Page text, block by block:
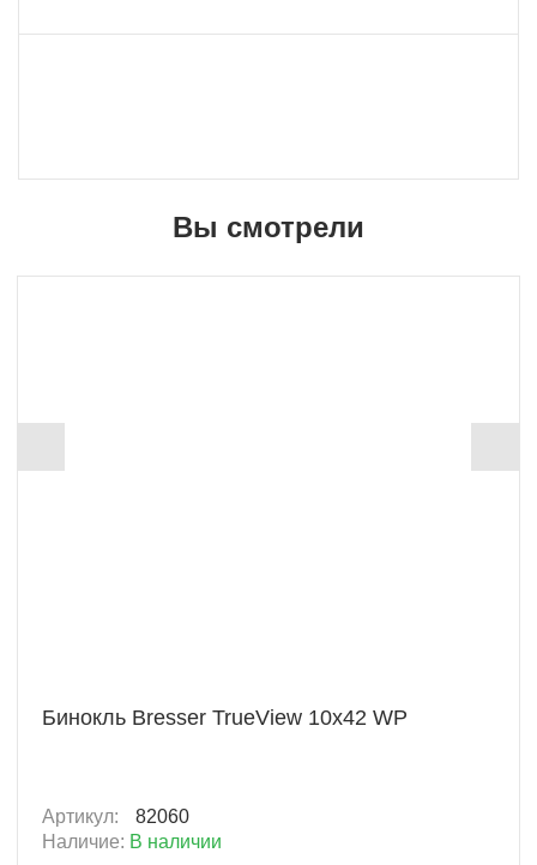
Вы смотрели
Бинокль Bresser TrueView 10x42 WP
Артикул:
82060
Наличие: В наличии